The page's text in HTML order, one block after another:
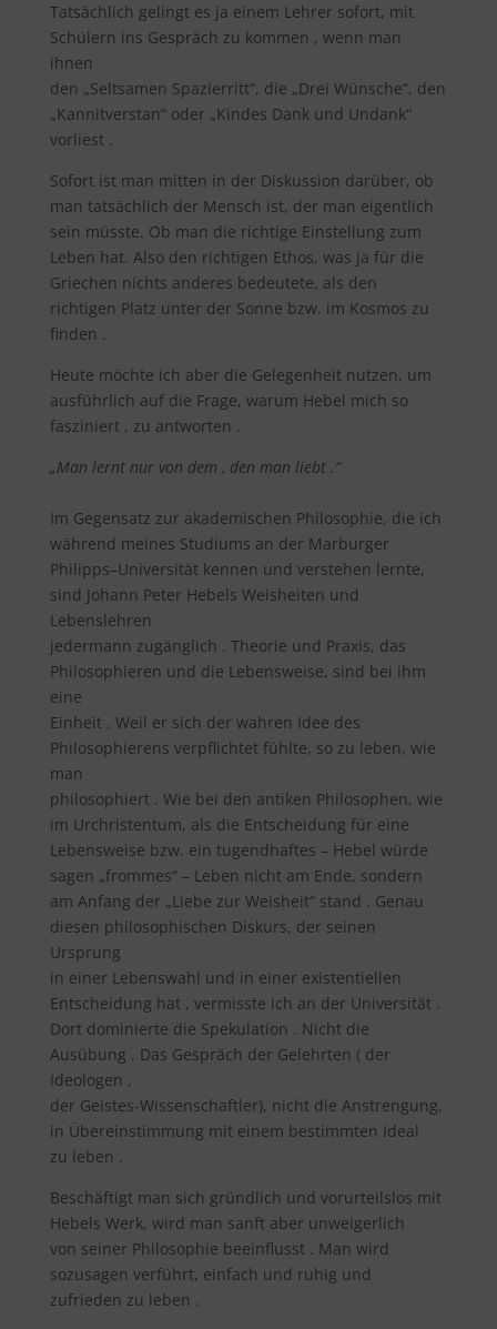
Tatsächlich gelingt es ja einem Lehrer sofort, mit
Schülern ins Gespräch zu kommen , wenn man
ihnen
den „Seltsamen Spazierritt“, die „Drei Wünsche“, den
„Kannitverstan“ oder „Kindes Dank und Undank“
vorliest .
Sofort ist man mitten in der Diskussion darüber, ob
man tatsächlich der Mensch ist, der man eigentlich
sein müsste. Ob man die richtige Einstellung zum
Leben hat. Also den richtigen Ethos, was ja für die
Griechen nichts anderes bedeutete, als den
richtigen Platz unter der Sonne bzw. im Kosmos zu
finden .
Heute möchte ich aber die Gelegenheit nutzen, um
ausführlich auf die Frage, warum Hebel mich so
fasziniert , zu antworten .
„Man lernt nur von dem , den man liebt .“
Im Gegensatz zur akademischen Philosophie, die ich
während meines Studiums an der Marburger
Philipps–Universität kennen und verstehen lernte,
sind Johann Peter Hebels Weisheiten und
Lebenslehren
jedermann zugänglich . Theorie und Praxis, das
Philosophieren und die Lebensweise, sind bei ihm
eine
Einheit . Weil er sich der wahren Idee des
Philosophierens verpflichtet fühlte, so zu leben, wie
man
philosophiert . Wie bei den antiken Philosophen, wie
im Urchristentum, als die Entscheidung für eine
Lebensweise bzw. ein tugendhaftes – Hebel würde
sagen „frommes“ – Leben nicht am Ende, sondern
am Anfang der „Liebe zur Weisheit“ stand . Genau
diesen philosophischen Diskurs, der seinen
Ursprung
in einer Lebenswahl und in einer existentiellen
Entscheidung hat , vermisste ich an der Universität .
Dort dominierte die Spekulation . Nicht die
Ausübung . Das Gespräch der Gelehrten ( der
Ideologen ,
der Geistes-Wissenschaftler), nicht die Anstrengung,
in Übereinstimmung mit einem bestimmten Ideal
zu leben .
Beschäftigt man sich gründlich und vorurteilslos mit
Hebels Werk, wird man sanft aber unweigerlich
von seiner Philosophie beeinflusst . Man wird
sozusagen verführt, einfach und ruhig und
zufrieden zu leben .